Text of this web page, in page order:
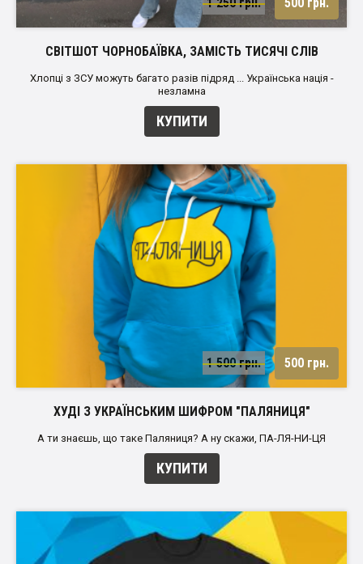
СВІТШОТ ЧОРНОБАЇВКА, ЗАМІСТЬ ТИСЯЧІ СЛІВ
Хлопці з ЗСУ можуть багато разів підряд ... Українська нація -
незламна
КУПИТИ
1 500 грн. 500 грн.
ХУДІ З УКРАЇНСЬКИМ ШИФРОМ "ПАЛЯНИЦЯ"
А ти знаєшь, що таке Паляниця? А ну скажи, ПА-ЛЯ-НИ-ЦЯ
КУПИТИ